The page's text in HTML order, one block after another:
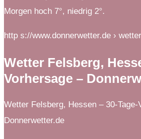
Morgen hoch 7°, niedrig 2°.
http s://www.donnerwetter.de ›
Wetter Felsberg,
Vorhersage –
Wetter Felsberg, Hessen – 30-Tage-
Donnerwetter.de